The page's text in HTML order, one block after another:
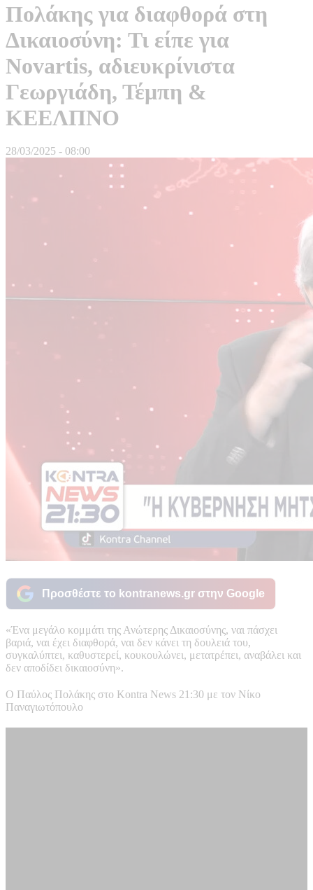
Πολάκης για διαφθορά στη
Δικαιοσύνη: Τι είπε για
Novartis, αδιευκρίνιστα
Γεωργιάδη, Τέμπη &
ΚΕΕΛΠΝΟ
28/03/2025 - 08:00
Προσθέστε το kontranews.gr στην Google
«Ένα μεγάλο κομμάτι της Ανώτερης Δικαιοσύνης, ναι πάσχει
βαριά, ναι έχει διαφθορά, ναι δεν κάνει τη δουλειά του,
συγκαλύπτει, καθυστερεί, κουκουλώνει, μετατρέπει, αναβάλει και
δεν αποδίδει δικαιοσύνη».
Ο Παύλος Πολάκης στο Kontra News 21:30 με τον Νίκο
Παναγιωτόπουλο